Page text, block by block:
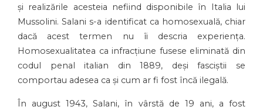
și realizările acesteia nefiind disponibile în Italia lui
Mussolini. Salani s-a identificat ca homosexuală, chiar
dacă acest termen nu îi descria experiența.
Homosexualitatea ca infracțiune fusese eliminată din
codul penal italian din 1889, deși fasciștii se
comportau adesea ca și cum ar fi fost încă ilegală.
În august 1943, Salani, în vârstă de 19 ani, a fost